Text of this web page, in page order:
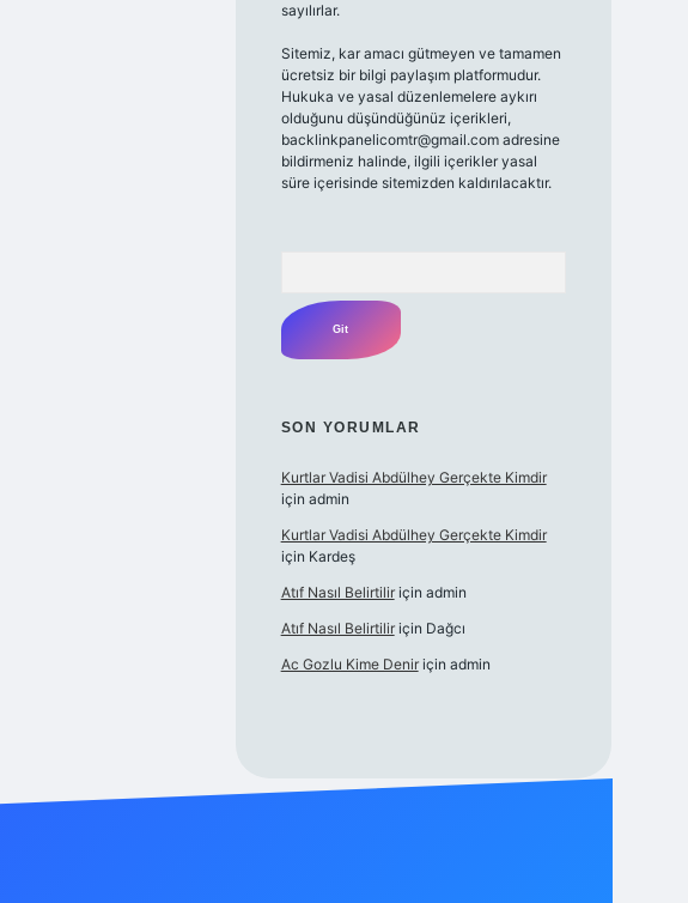
sayılırlar.
Sitemiz, kar amacı gütmeyen ve tamamen
ücretsiz bir bilgi paylaşım platformudur.
Hukuka ve yasal düzenlemelere aykırı
olduğunu düşündüğünüz içerikleri,
backlinkpanelicomtr@gmail.comadresine
bildirmeniz halinde, ilgili içerikler yasal
süre içerisinde sitemizden kaldırılacaktır.
SON YORUMLAR
Kurtlar Vadisi Abdülhey Gerçekte Kimdir
için admin
Kurtlar Vadisi Abdülhey Gerçekte Kimdir
için Kardeş
Atıf Nasıl Belirtiliriçin admin
Atıf Nasıl Belirtiliriçin Dağcı
Ac Gozlu Kime Deniriçin admin